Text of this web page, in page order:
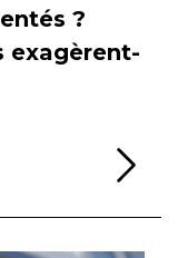
?
exagèrent-